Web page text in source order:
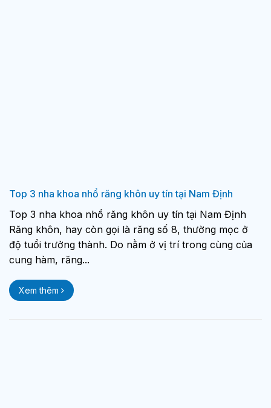
Top 3 nha khoa nhổ răng khôn uy tín tại Nam Định
Top 3 nha khoa nhổ răng khôn uy tín tại Nam Định
Răng khôn, hay còn gọi là răng số 8, thường mọc ở
độ tuổi trưởng thành. Do nằm ở vị trí trong cùng của
cung hàm, răng...
Xem thêm